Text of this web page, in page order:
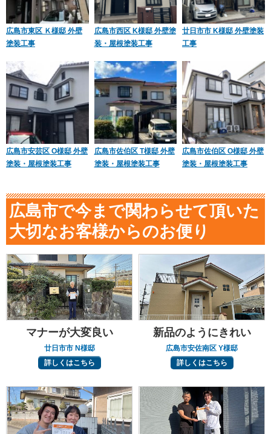
広島市東区 Ｋ様邸 外壁
塗装工事
広島市西区 K様邸 外壁塗
装・屋根塗装工事
廿日市市 K様邸 外壁塗装
工事
広島市安芸区 O様邸 外壁
塗装・屋根塗装工事
広島市佐伯区 T様邸 外壁
塗装・屋根塗装工事
広島市佐伯区 O様邸 外壁
塗装・屋根塗装工事
広島市で今まで関わらせて頂いた
大切なお客様からのお便り
マナーが大変良い
廿日市市 N様邸
詳しくはこちら
新品のようにきれい
広島市安佐南区 Y様邸
詳しくはこちら